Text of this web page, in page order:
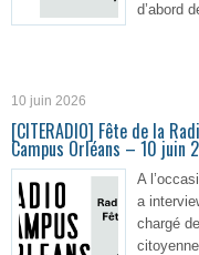
d’abord
10 juin 2026
[CITERADIO] Fête de la
Campus Orléans – 10 juin
A
a
chargé